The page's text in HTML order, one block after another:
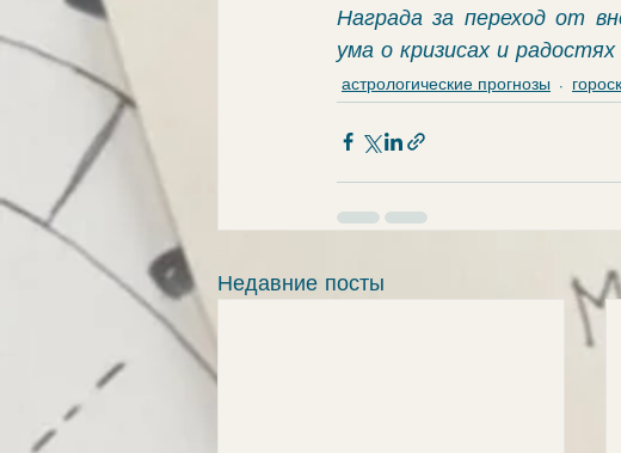
Награда за переход от
ума о кризисах и
астрологические прогнозы
Недавние посты